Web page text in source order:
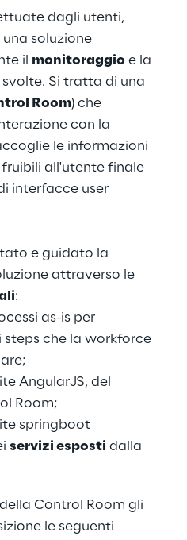
dagli utenti,
soluzione
il monitoraggio e la
Si tratta di una
Room) che
con la
le informazioni
fruibili all'utente finale
interfacce user
e guidato la
attraverso le
:
as-is per
steps che la workforce
AngularJS, del
Room;
springboot
servizi esposti dalla
Control Room gli
le seguenti